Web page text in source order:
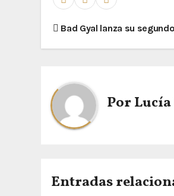
Bad Gyal lanza su
Por
Entradas